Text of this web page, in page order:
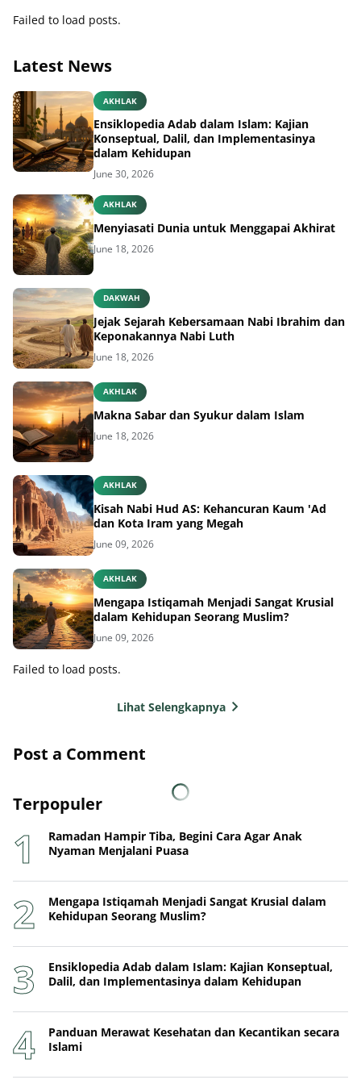
Failed to load posts.
Latest News
AKHLAK
Ensiklopedia Adab dalam Islam: Kajian
Konseptual, Dalil, dan Implementasinya
dalam Kehidupan
June 30, 2026
AKHLAK
Menyiasati Dunia untuk Menggapai Akhirat
June 18, 2026
DAKWAH
Jejak Sejarah Kebersamaan Nabi Ibrahim dan
Keponakannya Nabi Luth
June 18, 2026
AKHLAK
Makna Sabar dan Syukur dalam Islam
June 18, 2026
AKHLAK
Kisah Nabi Hud AS: Kehancuran Kaum 'Ad
dan Kota Iram yang Megah
June 09, 2026
AKHLAK
Mengapa Istiqamah Menjadi Sangat Krusial
dalam Kehidupan Seorang Muslim?
June 09, 2026
Failed to load posts.
Lihat Selengkapnya
Post a Comment
Terpopuler
Ramadan Hampir Tiba, Begini Cara Agar Anak
Nyaman Menjalani Puasa
Mengapa Istiqamah Menjadi Sangat Krusial dalam
Kehidupan Seorang Muslim?
Ensiklopedia Adab dalam Islam: Kajian Konseptual,
Dalil, dan Implementasinya dalam Kehidupan
Panduan Merawat Kesehatan dan Kecantikan secara
Islami